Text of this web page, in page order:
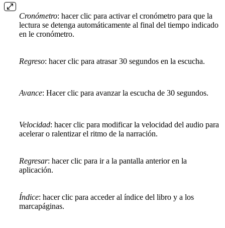
Cronómetro: hacer clic para activar el cronómetro para que la
lectura se detenga automáticamente al final del tiempo indicado
en le cronómetro.
Regreso: hacer clic para atrasar 30 segundos en la escucha.
Avance: Hacer clic para avanzar la escucha de 30 segundos.
Velocidad: hacer clic para modificar la velocidad del audio para
acelerar o ralentizar el ritmo de la narración.
Regresar: hacer clic para ir a la pantalla anterior en la
aplicación.
Índice: hacer clic para acceder al índice del libro y a los
marcapáginas.